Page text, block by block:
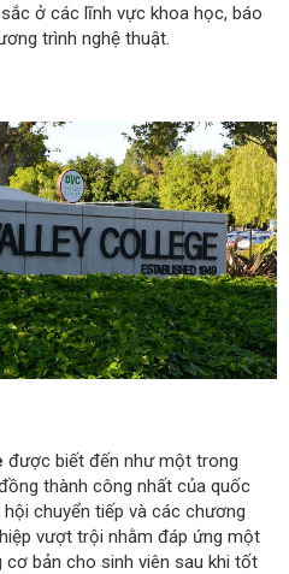
ở các lĩnh vực khoa học, báo
trình nghệ thuật.
được biết đến như một trong
thành công nhất của quốc
chuyển tiếp và các chương
vượt trội nhằm đáp ứng một
bản cho sinh viên sau khi tốt